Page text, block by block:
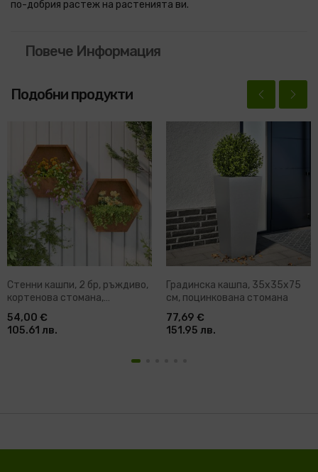
по-добрия растеж на растенията ви.
Повече Информация
Подобни продукти
Стенни кашпи, 2 бр, ръждиво,
кортенова стомана,
46x10x40 см
54,00 €
105.61 лв.
Градинска кашпа, 35x35x75
см, поцинкована стомана
77,69 €
151.95 лв.